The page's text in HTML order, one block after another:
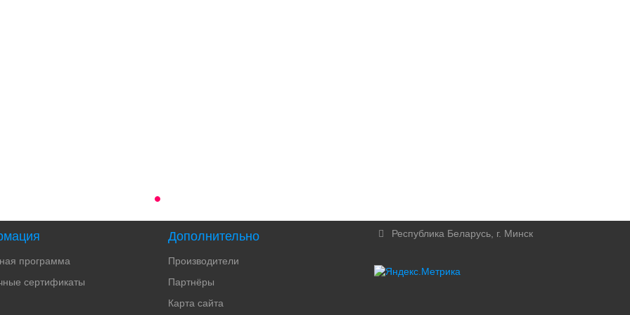
программа
сертификаты
Дополнительно
Производители
Партнёры
Карта сайта
Республика Беларусь, г. Минск